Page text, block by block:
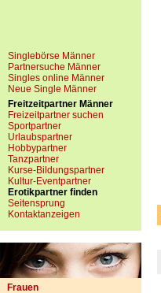
Singlebörse Männer
Partnersuche Männer
Singles online Männer
Neue Single Männer
Freitzeitpartner Männer
Freizeitpartner suchen
Sportpartner
Urlaubspartner
Hobbypartner
Tanzpartner
Kurse-Bildungspartner
Kultur-Eventpartner
Erotikpartner finden
Seitensprung
Kontaktanzeigen
Frauen